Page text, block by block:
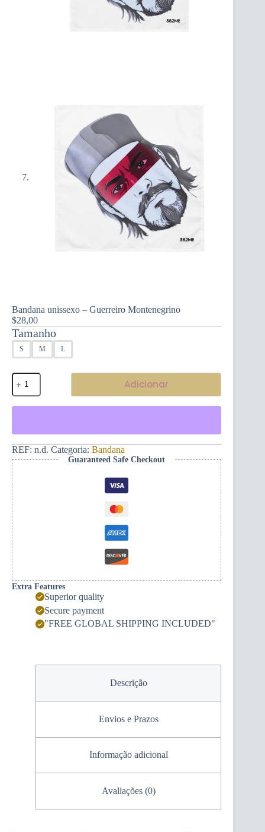
Bandana unissexo – Guerreiro Montenegrino
$28,00
Tamanho
S M L
Quantidade
de
Bandana
unissexo
Montenegrino
Adicionar
REF: n.d. Categoria: Bandana
Guaranteed Safe Checkout
Extra Features
Superior quality
Secure payment
"FREE GLOBAL SHIPPING INCLUDED"
Descrição
Envios e Prazos
Informação adicional
Avaliações (0)